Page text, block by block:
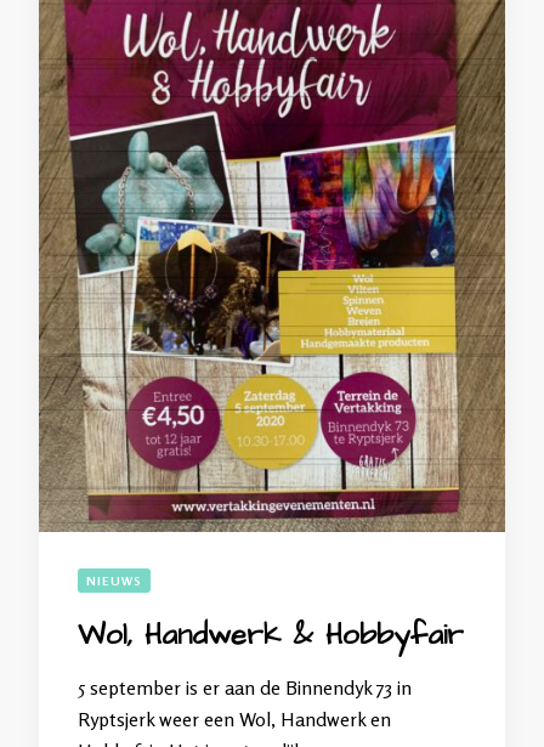
NIEUWS
Wol, Handwerk & Hobbyfair
5 september is er aan de Binnendyk 73 in
Ryptsjerk weer een Wol, Handwerk en